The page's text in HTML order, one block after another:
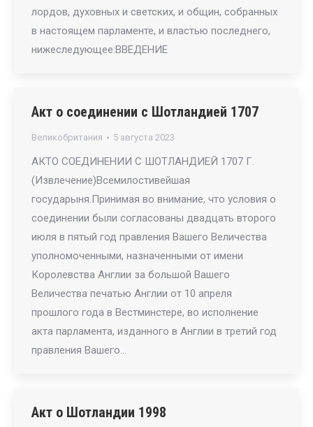
лордов, духовных и светских, и общин, собранных
в настоящем парламенте, и властью последнего,
нижеследующее:ВВЕДЕНИЕ
Акт о соединении с Шотландией 1707
Великобритания 5 августа 2023
АКТО СОЕДИНЕНИИ С ШОТЛАНДИЕЙ 1707 Г.
(Извлечение)Всемилостивейшая
государыня.Принимая во внимание, что условия о
соединении были согласованы двадцать второго
июля в пятый год правления Вашего Величества
уполномоченными, назначенными от имени
Королевства Англии за большой Вашего
Величества печатью Англии от 10 апреля
прошлого года в Вестминстере, во исполнение
акта парламента, изданного в Англии в третий год
правления Вашего…
Акт о Шотландии 1998